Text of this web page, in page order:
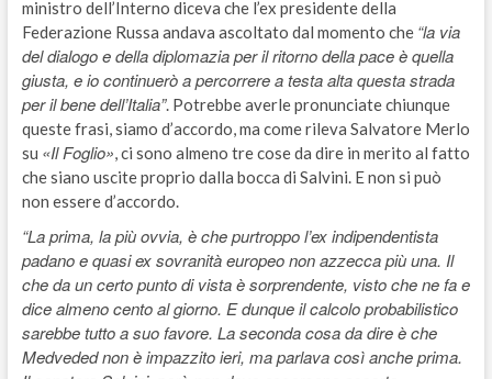
ministro dell’Interno diceva che l’ex presidente della
Federazione Russa andava ascoltato dal momento che “la via
del dialogo e della diplomazia per il ritorno della pace è quella
giusta, e io continuerò a percorrere a testa alta questa strada
per il bene dell’Italia”. Potrebbe averle pronunciate chiunque
queste frasi, siamo d’accordo, ma come rileva Salvatore Merlo
su «Il Foglio», ci sono almeno tre cose da dire in merito al fatto
che siano uscite proprio dalla bocca di Salvini. E non si può
non essere d’accordo.
“La prima, la più ovvia, è che purtroppo l’ex indipendentista
padano e quasi ex sovranità europeo non azzecca più una. Il
che da un certo punto di vista è sorprendente, visto che ne fa e
dice almeno cento al giorno. E dunque il calcolo probabilistico
sarebbe tutto a suo favore. La seconda cosa da dire è che
Medveded non è impazzito ieri, ma parlava così anche prima.